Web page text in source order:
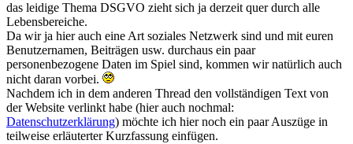
das leidige Thema DSGVO zieht sich ja derzeit quer durch alle
Lebensbereiche.
Da wir ja hier auch eine Art soziales Netzwerk sind und mit euren
Benutzernamen, Beiträgen usw. durchaus ein paar
personenbezogene Daten im Spiel sind, kommen wir natürlich auch
nicht daran vorbei.
Nachdem ich in dem anderen Thread den vollständigen Text von
der Website verlinkt habe (hier auch nochmal:
Datenschutzerklärung) möchte ich hier noch ein paar Auszüge in
teilweise erläuterter Kurzfassung einfügen.